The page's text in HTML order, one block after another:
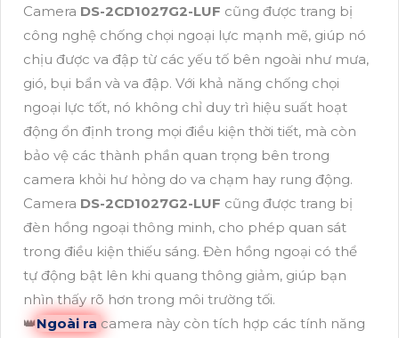
Camera DS-2CD1027G2-LUF cũng được trang bị
công nghệ chống chọi ngoại lực mạnh mẽ, giúp nó
chịu được va đập từ các yếu tố bên ngoài như mưa,
gió, bụi bẩn và va đập. Với khả năng chống chọi
ngoại lực tốt, nó không chỉ duy trì hiệu suất hoạt
động ổn định trong mọi điều kiện thời tiết, mà còn
bảo vệ các thành phần quan trọng bên trong
camera khỏi hư hỏng do va chạm hay rung động.
Camera DS-2CD1027G2-LUF cũng được trang bị
đèn hồng ngoại thông minh, cho phép quan sát
trong điều kiện thiếu sáng. Đèn hồng ngoại có thể
tự động bật lên khi quang thông giảm, giúp bạn
nhìn thấy rõ hơn trong môi trường tối.
👑Ngoài ra camera này còn tích hợp các tính năng